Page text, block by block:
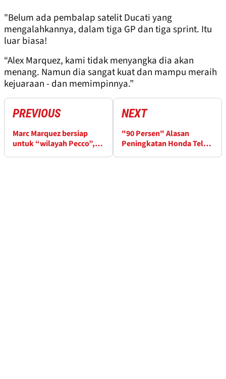
"Belum ada pembalap satelit Ducati yang
mengalahkannya, dalam tiga GP dan tiga sprint. Itu
luar biasa!
“Alex Marquez, kami tidak menyangka dia akan
menang. Namun dia sangat kuat dan mampu meraih
kejuaraan - dan memimpinnya.”
PREVIOUS
Marc Marquez bersiap
untuk “wilayah Pecco”,
NEXT
"90 Persen" Alasan
Peningkatan Honda Telah